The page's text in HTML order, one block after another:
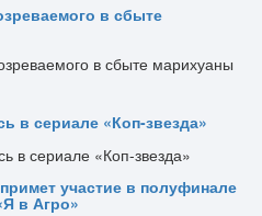
в сбыте
в сериале «Коп-звезда»
участие в полуфинале
в Агро»